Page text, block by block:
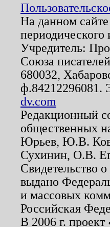
На данном
Учредитель:
Союза
680032,
ф.84212296081.
dv.com
Редакционный
общественных
Юрьев, Ю.В.
Сухинин, О.В.
Свидетельство
выдано
и массовых
Российская
В 2006 г.